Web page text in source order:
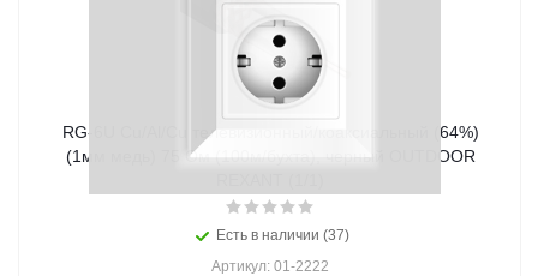
RG-6U Cu/Al/Cu телевизионный/коаксиальный (64%)
(1мм медь) 75 Ом (100м/бухта), черный OUTDOOR
Есть в наличии (37)
Артикул: 01-2222